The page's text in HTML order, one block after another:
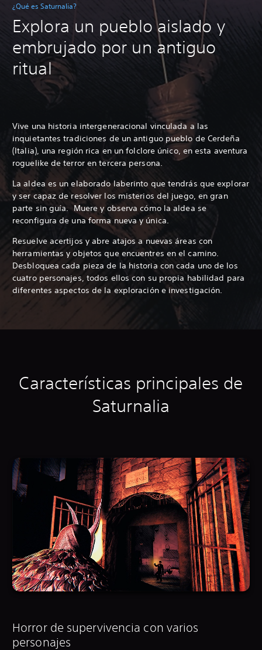
¿Qué es Saturnalia?
Explora un pueblo aislado y
embrujado por un antiguo
ritual
Vive una historia intergeneracional vinculada a las
inquietantes tradiciones de un antiguo pueblo de Cerdeña
(Italia), una región rica en un folclore único, en esta aventura
roguelike de terror en tercera persona.
La aldea es un elaborado laberinto que tendrás que explorar
y ser capaz de resolver los misterios del juego, en gran
parte sin guía.Muere y observa cómo la aldea se
reconfigura de una forma nueva y única.
Resuelve acertijos y abre atajos a nuevas áreas con
herramientas y objetos que encuentres en el camino.
Desbloquea cada pieza de la historia con cada uno de los
cuatro personajes, todos ellos con su propia habilidad para
diferentes aspectos de la exploración e investigación.
Características principales de
Saturnalia
Horror de supervivencia con varios
personajes